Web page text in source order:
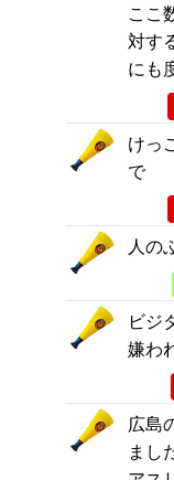
ここ
対す
にも
けっ
で
人の
ビジ
嫌わ
広島
まし